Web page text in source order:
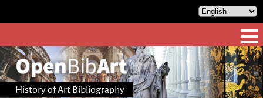
History of Art Bibliography